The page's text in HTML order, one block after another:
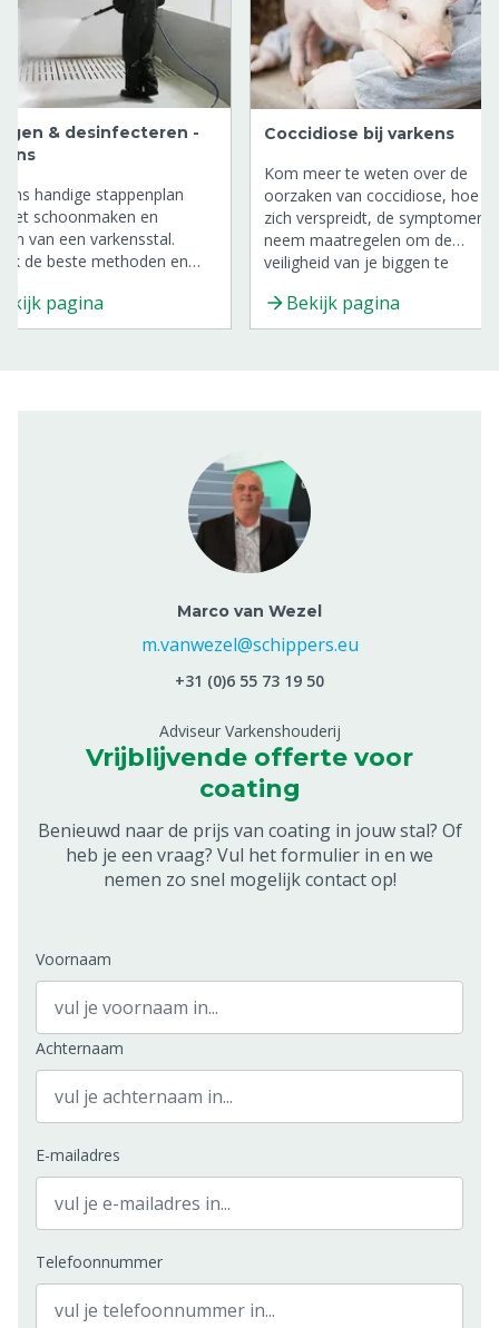
& desinfecteren -
ons handige stappenplan
het schoonmaken en
van een varkensstal.
de beste methoden en
voor je varkens.
pagina
Coccidiose bij varkens
Kom meer te weten over de
oorzaken van coccidiose, hoe
zich verspreidt, de symptomen
neem maatregelen om de
veiligheid van je biggen te
Bekijk pagina
Marco van Wezel
m.vanwezel@schippers.eu
+31 (0)6 55 73 19 50
Adviseur Varkenshouderij
Vrijblijvende offerte voor
coating
Benieuwd naar de prijs van coating in jouw stal? Of
heb je een vraag? Vul het formulier in en we
nemen zo snel mogelijk contact op!
Voornaam
Achternaam
E-mailadres
Telefoonnummer